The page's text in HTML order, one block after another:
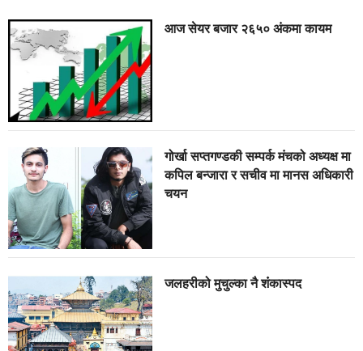
आज सेयर बजार २६५० अंकमा कायम
गोर्खा सप्तगण्डकी सम्पर्क मंचको अध्यक्ष मा
कपिल बन्जारा र सचीव मा मानस अधिकारी
चयन
जलहरीको मुचुल्का नै शंंकास्पद